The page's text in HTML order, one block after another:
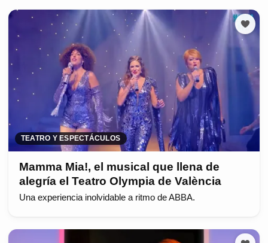
TEATRO Y ESPECTÁCULOS
Mamma Mia!, el musical que llena de
alegría el Teatro Olympia de València
Una experiencia inolvidable a ritmo de ABBA.